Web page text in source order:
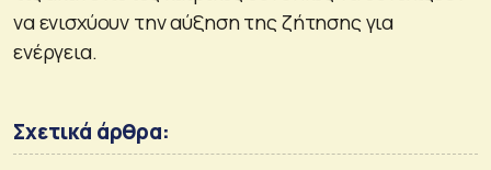
να ενισχύουν την αύξηση της ζήτησης για
ενέργεια.
Σχετικά άρθρα: